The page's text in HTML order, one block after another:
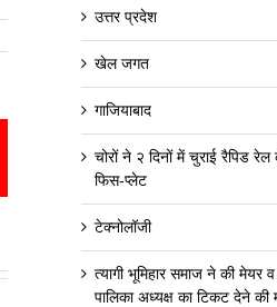
उत्तर प्रदेश
खेल जगत
गाजियाबाद
चोरों ने २ दिनों में चुराई रैपिड
फिस-प्लेट
टेक्नोलॉजी
त्यागी भूमिहार समाज ने की मेयर
पालिका अध्यक्ष का टिकट देने की